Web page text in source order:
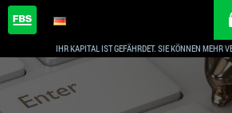
IHR KAPITAL IST GEFÄHRDET. SIE KÖNNEN MEHR